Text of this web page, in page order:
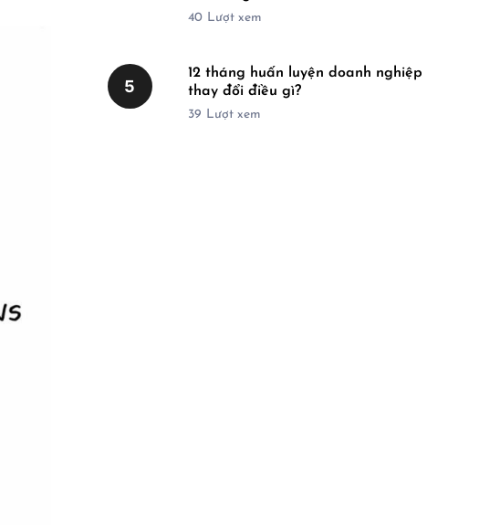
40 Lượt xem
5
12 tháng huấn luyện doanh nghiệp
thay đổi điều gì?
39 Lượt xem